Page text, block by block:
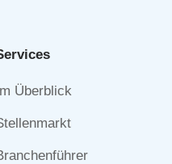
Überblick